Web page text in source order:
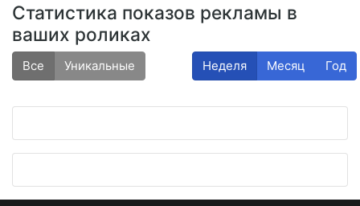
Статистика показов рекламы в
ваших роликах
Все Уникальные Неделя Месяц Год